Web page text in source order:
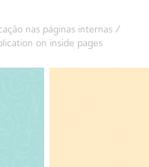
nas páginas internas /
on inside pages